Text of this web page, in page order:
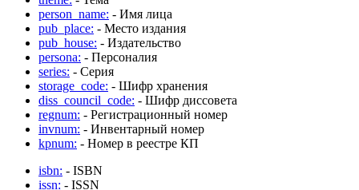
person_name: - Имя лица
pub_place: - Место издания
pub_house: - Издательство
persona: - Персоналия
series: - Серия
storage_code: - Шифр хранения
diss_council_code: - Шифр диссовета
regnum: - Регистрационный номер
invnum: - Инвентарный номер
kpnum: - Номер в реестре КП
isbn: - ISBN
issn: - ISSN